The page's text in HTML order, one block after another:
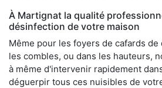
À Martignat la qualité
désinfection de votre maison
Même pour les foyers de cafards
les combles, ou dans les hauteurs,
à même d'intervenir rapidement
déguerpir tous ces nuisibles de